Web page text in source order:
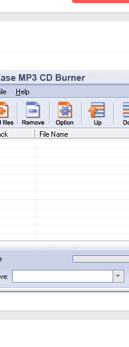
用户无需专业知识即可轻松上手
录软件)优势】
台，满足不同用户的需求。
时预览音频文件的播放效果，